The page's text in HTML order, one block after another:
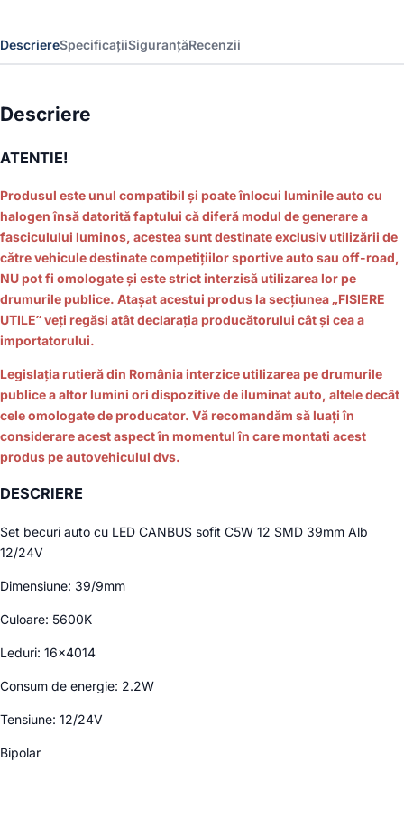
compatibil
C5W
SMD
39mm
12/24V,
competitiilor
auto
sau
off-
road
DescriereSpecificațiiSiguranțăRecenzii
Descriere
ATENTIE!
Produsul este unul compatibil și poate înlocui luminile auto cu
halogen însă datorită faptului că diferă modul de generare a
fasciculului luminos, acestea sunt destinate exclusiv utilizării de
către vehicule destinate competițiilor sportive auto sau off-road,
NU pot fi omologate și este strict interzisă utilizarea lor pe
drumurile publice. Atașat acestui produs la secțiunea „FISIERE
UTILE” veți regăsi atât declarația producătorului cât și cea a
importatorului.
Legislaţia rutieră din România interzice utilizarea pe drumurile
publice a altor lumini ori dispozitive de iluminat auto, altele decât
cele omologate de producator. Vă recomandăm să luați în
considerare acest aspect în momentul în care montati acest
produs pe autovehiculul dvs.
DESCRIERE
Set becuri auto cu LED CANBUS sofit C5W 12 SMD 39mm Alb
12/24V
Dimensiune: 39/9mm
Culoare: 5600K
Leduri: 16×4014
Consum de energie: 2.2W
Tensiune: 12/24V
Bipolar